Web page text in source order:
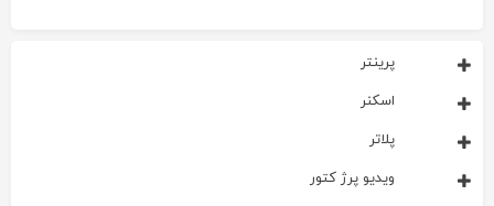
پرینتر
اسکنر
پلاتر
ویدیو پرژ کتور